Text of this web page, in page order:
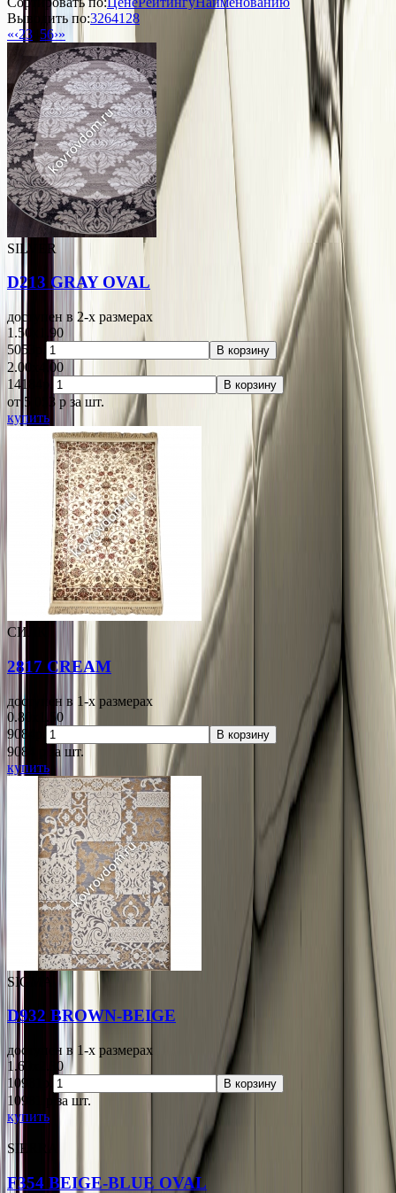
Выводить по:3264128
«‹23 56›»
SILVER
D213 GRAY OVAL
доступен в 2-x размерах
1.50x1.90
5053р.
В корзину
2.00x4.00
14184р.
В корзину
от 5 053 p за шт.
купить
СИЛК
2817 CREAM
доступен в 1-x размерах
0.80x1.50
9084р.
В корзину
9084
за шт.
купить
SIGMA
D932 BROWN-BEIGE
доступен в 1-x размерах
1.60x2.30
10981р.
В корзину
10981
за шт.
купить
SIERRA
F354 BEIGE-BLUE OVAL